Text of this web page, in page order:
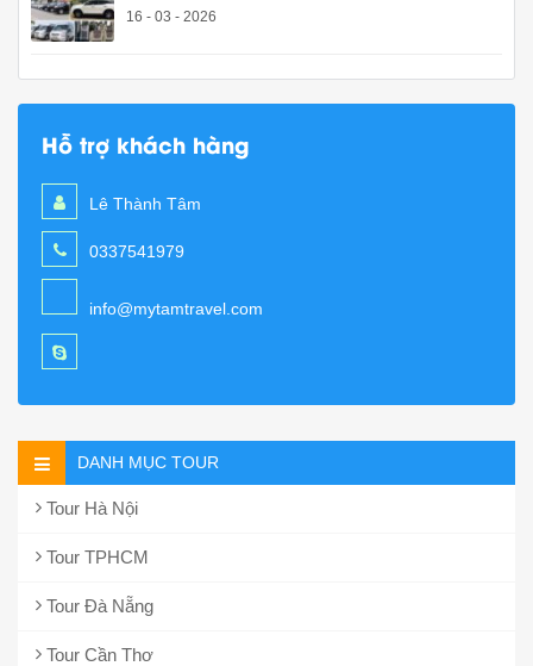
16 - 03 - 2026
Hỗ trợ khách hàng
Lê Thành Tâm
0337541979
info@mytamtravel.com
DANH MỤC TOUR
Tour Hà Nội
Tour TPHCM
Tour Đà Nẵng
Tour Cần Thơ